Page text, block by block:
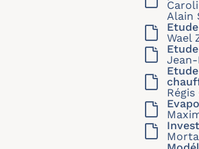
Alain
Wael
Jean-
Régis